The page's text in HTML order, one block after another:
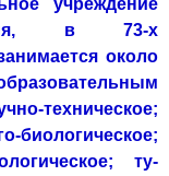
учреждение
в 73-х
около
техническое;
ту­